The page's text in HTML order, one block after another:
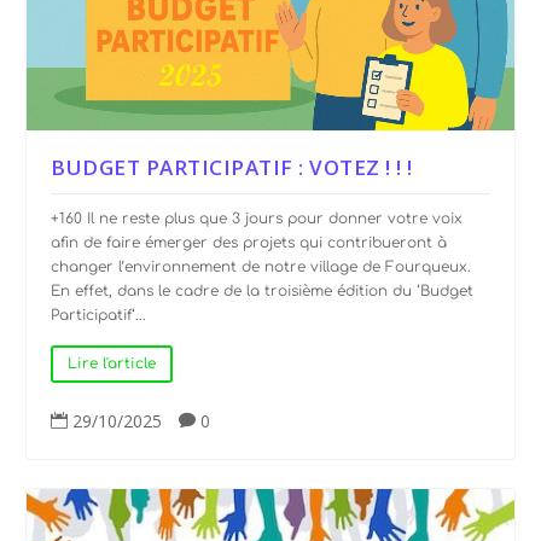
BUDGET PARTICIPATIF : VOTEZ ! ! !
+160 Il ne reste plus que 3 jours pour donner votre voix
afin de faire émerger des projets qui contribueront à
changer l’environnement de notre village de Fourqueux.
En effet, dans le cadre de la troisième édition du ‘Budget
Participatif‘...
Lire l'article
 29/10/2025  0